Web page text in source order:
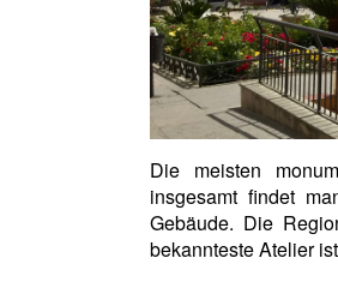
Die meisten
insgesamt findet
Gebäude. Die
bekannteste Atelier